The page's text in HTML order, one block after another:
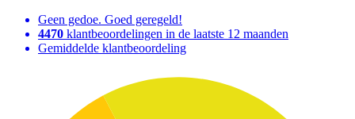
Geen gedoe. Goed geregeld!
4470 klantbeoordelingen in de laatste 12 maanden
Gemiddelde klantbeoordeling